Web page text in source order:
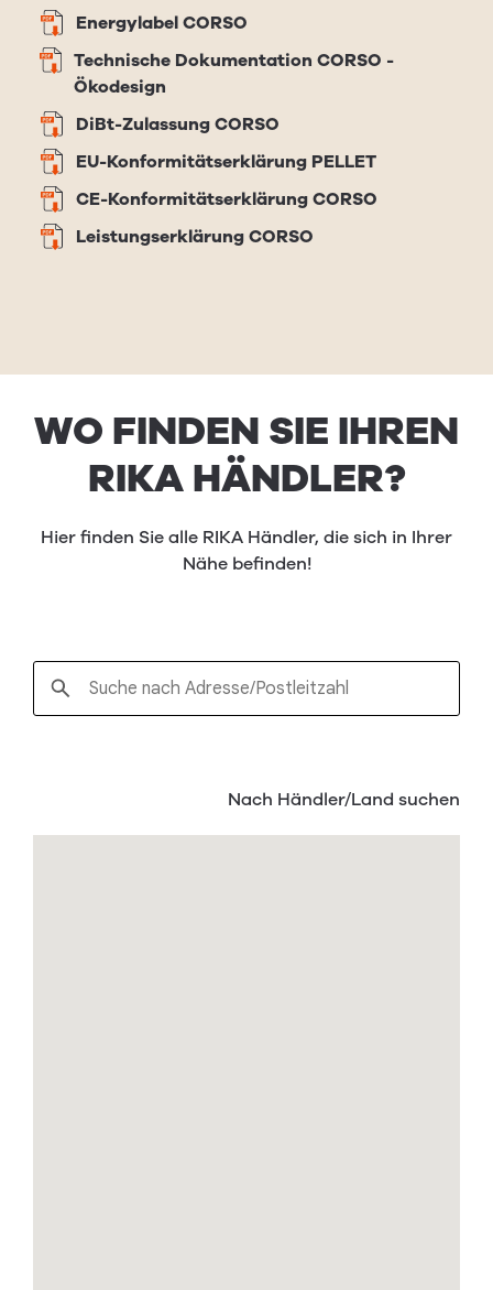
Energylabel CORSO
Technische Dokumentation CORSO -
Ökodesign
DiBt-Zulassung CORSO
EU-Konformitätserklärung PELLET
CE-Konformitätserklärung CORSO
Leistungserklärung CORSO
WO FINDEN SIE IHREN
RIKA HÄNDLER?
Hier finden Sie alle RIKA Händler, die sich in Ihrer
Nähe befinden!
Nach Händler/Land suchen